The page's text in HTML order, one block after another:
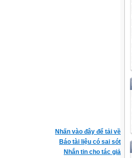
Nhấn vào đây để tải về
Báo tài liệu có sai sót
Nhắn tin cho tác giả